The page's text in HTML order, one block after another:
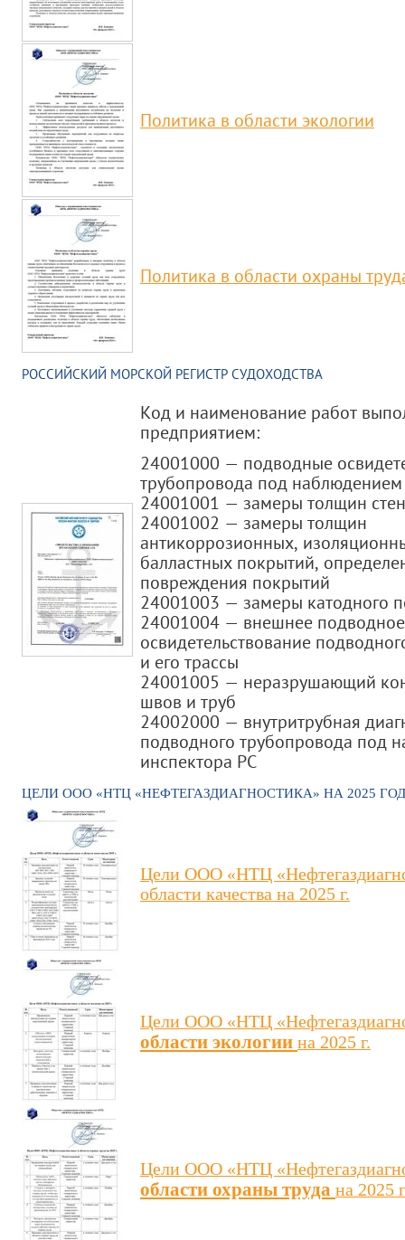
Политика в области экологии
Политика в области охраны
РОССИЙСКИЙ МОРСКОЙ РЕГИСТР СУДОХОДСТВА
Код и наименование работ
предприятием:
24001000 — подводные
трубопровода под
24001001 — замеры толщин
24001002 — замеры толщин
антикоррозионных,
балластных покрытий,
повреждения покрытий
24001003 — замеры катодного
24001004 — внешнее подводное
освидетельствование
и его трассы
24001005 — неразрушающий
швов и труб
24002000 — внутритрубная
подводного трубопровода под
инспектора РС
ЦЕЛИ ООО «НТЦ «НЕФТЕГАЗДИАГНОСТИКА» НА 2025 ГОД
Цели ООО «НТЦ
области качества на 2025 г.
Цели ООО «НТЦ
области экологии на 2025 г.
Цели ООО «НТЦ
области охраны труда на 2025